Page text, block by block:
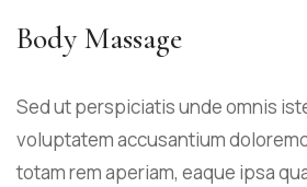
Body Massage
Sed ut perspiciatis unde omnis
voluptatem accusantium
totam rem aperiam, eaque ipsa